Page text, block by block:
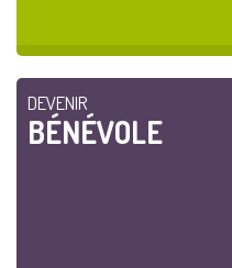
DEVENIR
BÉNÉVOLE